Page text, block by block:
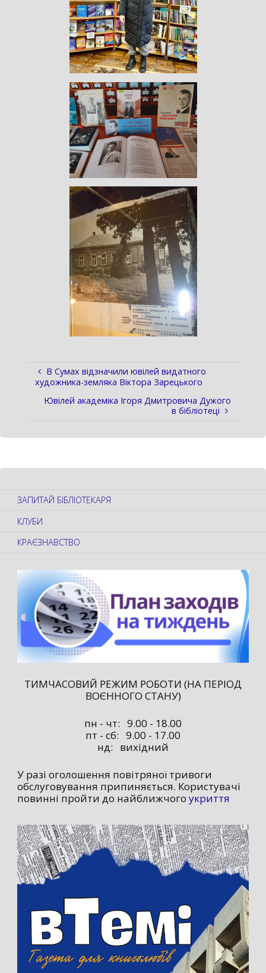
В Cумах відзначили ювілей видатного
художника-земляка Віктора Зарецького
Ювілей академіка Ігоря Дмитровича Дужого
в бібліотеці
ЗАПИТАЙ БІБЛІОТЕКАРЯ
КЛУБИ
КРАЄЗНАВСТВО
ТИМЧАСОВИЙ РЕЖИМ РОБОТИ (НА ПЕРІОД
ВОЄННОГО СТАНУ)
пн - чт: 9.00 - 18.00
пт - сб: 9.00 - 17.00
нд: вихідний
У разі оголошення повітряної тривоги
обслуговування припиняється. Користувачі
повинні пройти до найближчого укриття